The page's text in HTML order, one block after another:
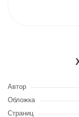
Автор
Обложка
Страниц